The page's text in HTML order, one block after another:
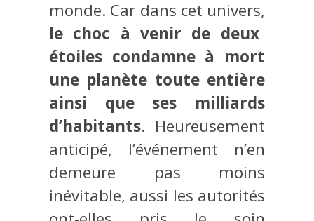
monde. Car dans cet univers,
le choc à venir de deux
étoiles condamne à mort
une planète toute entière
ainsi que ses milliards
d’habitants. Heureusement
anticipé, l’événement n’en
demeure pas moins
inévitable, aussi les autorités